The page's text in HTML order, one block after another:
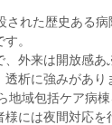
された歴史ある
。
外来は開放感あ
析に強みがあり
地域包括ケア病
には夜間対応